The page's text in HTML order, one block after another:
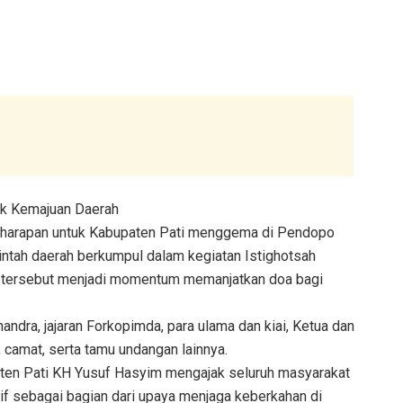
Kemajuan Daerah
untuk Kabupaten Pati menggema di Pendopo
daerah berkumpul dalam kegiatan Istighotsah
menjadi momentum memanjatkan doa bagi
jajaran Forkopimda, para ulama dan kiai, Ketua dan
serta tamu undangan lainnya.
Pati KH Yusuf Hasyim mengajak seluruh masyarakat
bagian dari upaya menjaga keberkahan di